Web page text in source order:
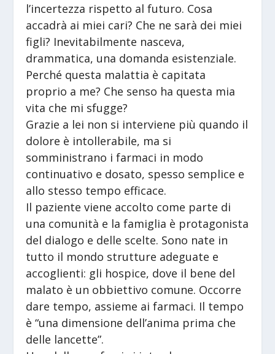
l’incertezza rispetto al futuro. Cosa
accadrà ai miei cari? Che ne sarà dei miei
figli? Inevitabilmente nasceva,
drammatica, una domanda esistenziale.
Perché questa malattia è capitata
proprio a me? Che senso ha questa mia
vita che mi sfugge?
Grazie a lei non si interviene più quando il
dolore è intollerabile, ma si
somministrano i farmaci in modo
continuativo e dosato, spesso semplice e
allo stesso tempo efficace.
Il paziente viene accolto come parte di
una comunità e la famiglia è protagonista
del dialogo e delle scelte. Sono nate in
tutto il mondo strutture adeguate e
accoglienti: gli hospice, dove il bene del
malato è un obbiettivo comune. Occorre
dare tempo, assieme ai farmaci. Il tempo
è “una dimensione dell’anima prima che
delle lancette”.